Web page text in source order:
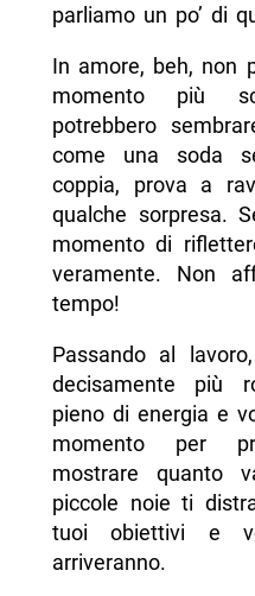
parliamo un po’ di
In amore, beh, non
momento più
potrebbero
come una soda
coppia, prova a
qualche sorpresa.
momento di
veramente. Non
tempo!
Passando al
decisamente più
pieno di energia e
momento per
mostrare quanto
piccole noie ti
tuoi obiettivi e
arriveranno.